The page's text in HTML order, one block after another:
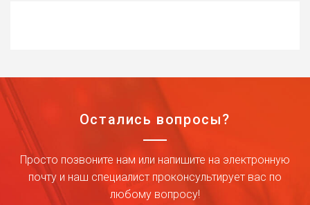
Остались вопросы?
Просто позвоните нам или напишите на электронную
почту и наш специалист проконсультирует вас по
любому вопросу!